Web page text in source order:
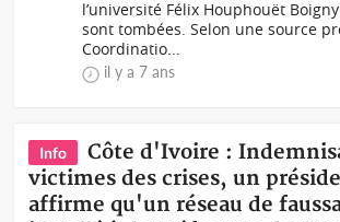
l’université Félix Houphouët
sont tombées. Selon une source
Coordinatio...
il y a 7 ans
Info
Côte d'Ivoire :
victimes des crises, un
affirme qu'un réseau de